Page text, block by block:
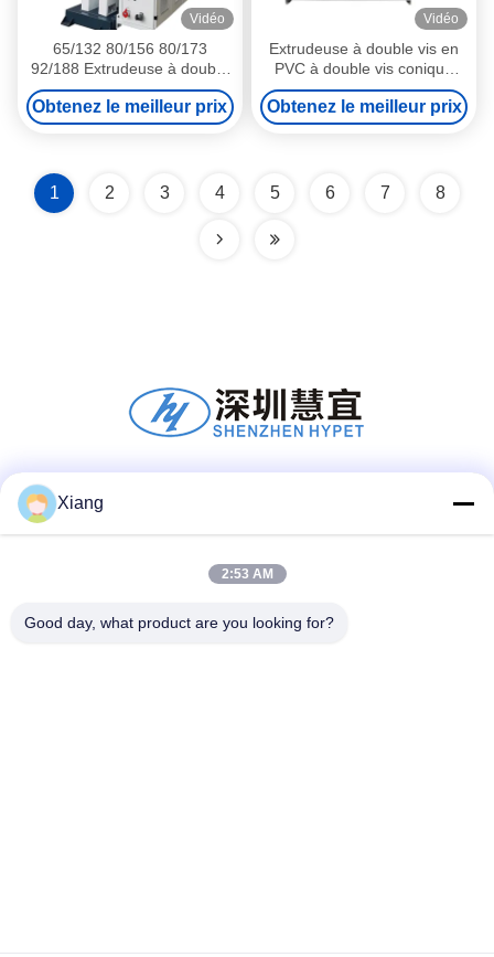
Vidéo
65/132 80/156 80/173
92/188 Extrudeuse à double
vis conique pour tuyaux et
profilés en PVC à grande
vitesse
Obtenez le meilleur prix
Vidéo
Extrudeuse à double vis en
PVC à double vis conique
ZS110/220 avec 200 kW de
puissance élevée plus longue
durée de vie
Obtenez le meilleur prix
1 2 3 4 5 6 7 8
Xiang
2:53 AM
Good day, what product are you looking for?